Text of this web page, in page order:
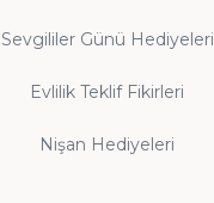
Sevgililer Günü Hediyeleri
Evlilik Teklif Fikirleri
Nişan Hediyeleri